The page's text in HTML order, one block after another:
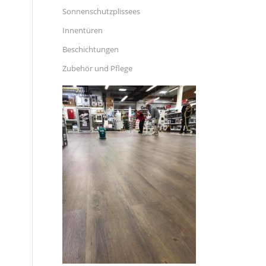
Sonnenschutzplissees
Innentüren
Beschichtungen
Zubehör und Pflege